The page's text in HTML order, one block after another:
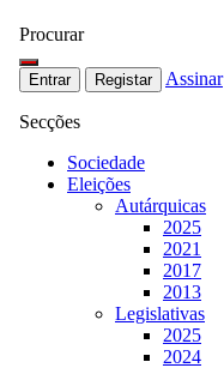
Procurar
Entrar Registar Assinar
Secções
Sociedade
Eleições
Autárquicas
2025
2021
2017
2013
Legislativas
2025
2024